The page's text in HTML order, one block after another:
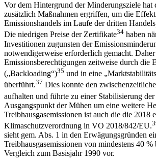
Vor dem Hintergrund der Minderungsziele hat
zusätzlich Maßnahmen ergriffen, um die
Emissionshandels im Laufe der dritten
Die niedrigen Preise der Zertifikate34 haben
Investitionen zugunsten der
notwendigerweise erforderlich gemacht.
Emissionsberechtigungen zeitweise durch die
(„Backloading“)35 und in eine
überführt.37 Dies konnte den
aufhalten und führte zu einer Stabilisierung
Ausgangspunkt der Mühen um eine weitere
Treibhausgasemissionen ist auch die die 2018
Klimaschutzverordnung in VO 2018/842/EU.
sieht gem. Abs. 1 in den Erwägungsgründen
Treibhausgasemissionen von mindestens 40
Vergleich zum Basisjahr 1990 vor.